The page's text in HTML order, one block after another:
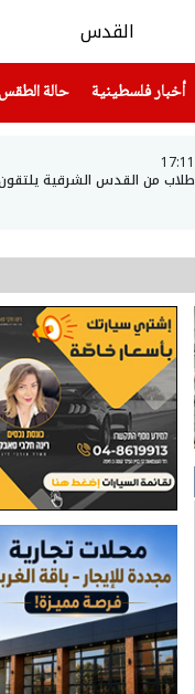
أخبار فلسطينية(current) حالة الطقس
17:11
طلاب من القدس الشرقية يلتقون